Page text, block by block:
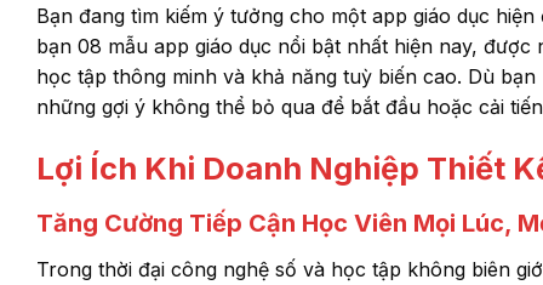
Bạn đang tìm kiếm ý tưởng cho một app giáo dục
bạn 08 mẫu app giáo dục nổi bật nhất hiện nay,
học tập thông minh và khả năng tuỳ biến cao. Dù
những gợi ý không thể bỏ qua để bắt đầu hoặc cải
Lợi Ích Khi Doanh Nghiệp Thiết
Tăng Cường Tiếp Cận Học Viên Mọi Lúc,
Trong thời đại công nghệ số và học tập không biên